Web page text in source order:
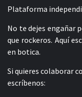
Plataforma
No te dejes engañar
que rockeros. Aquí
en botica.
Si quieres colaborar
escríbenos: